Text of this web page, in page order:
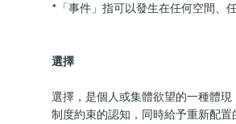
*「事件」指可以發生在任何空間、
選擇
選擇，是個人或集體欲望的一種體
制度約束的認知，同時給予重新配